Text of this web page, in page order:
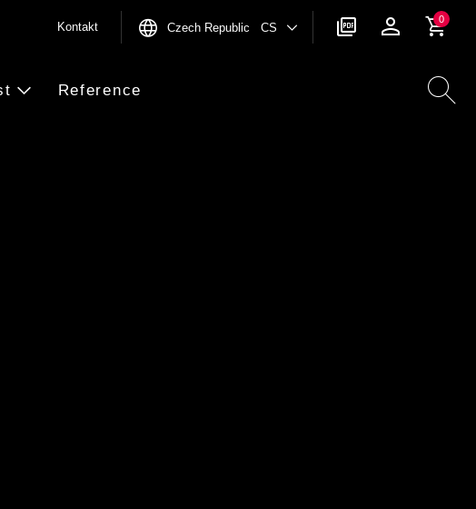
Reference
Kontakt Czech Republic CS
0